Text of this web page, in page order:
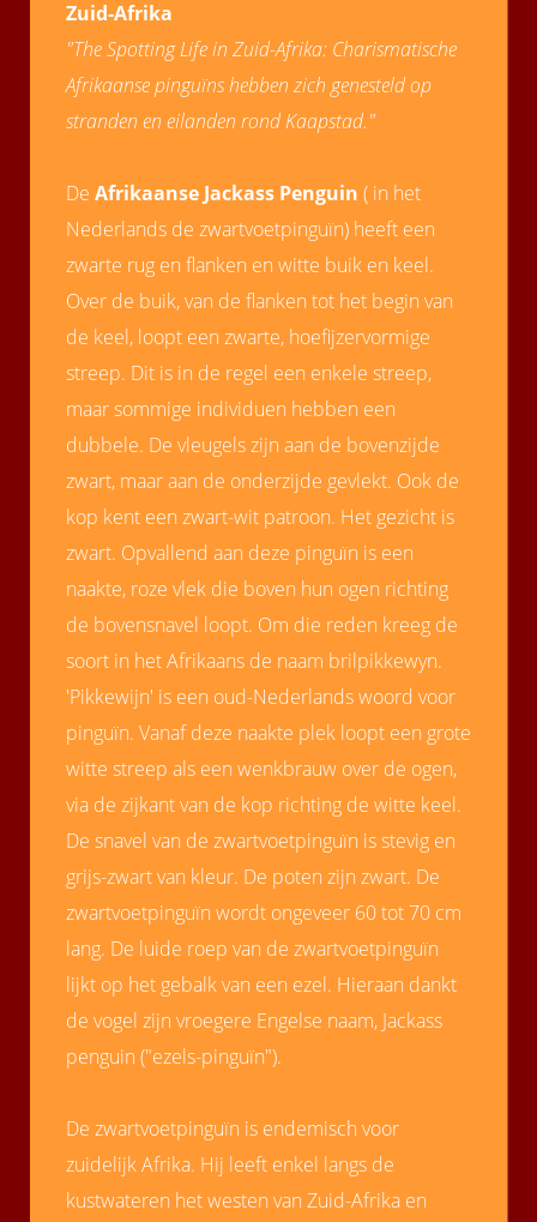
Zuid-Afrika
"The Spotting Life in Zuid-Afrika: Charismatische
Afrikaanse pinguïns hebben zich genesteld op
stranden en eilanden rond Kaapstad."
De Afrikaanse Jackass Penguin ( in het
Nederlands de zwartvoetpinguïn) heeft een
zwarte rug en flanken en witte buik en keel.
Over de buik, van de flanken tot het begin van
de keel, loopt een zwarte, hoefijzervormige
streep. Dit is in de regel een enkele streep,
maar sommige individuen hebben een
dubbele. De vleugels zijn aan de bovenzijde
zwart, maar aan de onderzijde gevlekt. Ook de
kop kent een zwart-wit patroon. Het gezicht is
zwart. Opvallend aan deze pinguïn is een
naakte, roze vlek die boven hun ogen richting
de bovensnavel loopt. Om die reden kreeg de
soort in het Afrikaans de naam brilpikkewyn.
'Pikkewijn' is een oud-Nederlands woord voor
pinguïn. Vanaf deze naakte plek loopt een grote
witte streep als een wenkbrauw over de ogen,
via de zijkant van de kop richting de witte keel.
De snavel van de zwartvoetpinguïn is stevig en
grijs-zwart van kleur. De poten zijn zwart. De
zwartvoetpinguïn wordt ongeveer 60 tot 70 cm
lang. De luide roep van de zwartvoetpinguïn
lijkt op het gebalk van een ezel. Hieraan dankt
de vogel zijn vroegere Engelse naam, Jackass
penguin ("ezels-pinguïn").
De zwartvoetpinguïn is endemisch voor
zuidelijk Afrika. Hij leeft enkel langs de
kustwateren het westen van Zuid-Afrika en
Hierdoor
website-
van